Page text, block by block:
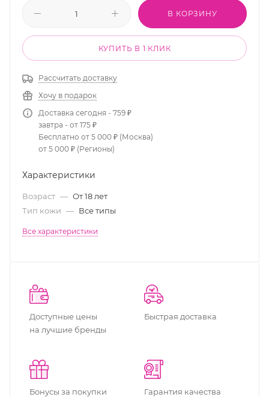
В КОРЗИНУ
КУПИТЬ В 1 КЛИК
Рассчитать доставку
Хочу в подарок
Доставка сегодня - 759 ₽
завтра - от 175 ₽
Бесплатно от 5 000 ₽ (Москва)
от 5 000 ₽ (Регионы)
Характеристики
Возраст — От 18 лет
Тип кожи — Все типы
Все характеристики
Доступные цены
на лучшие бренды
Быстрая доставка
Бонусы за покупки Гарантия качества